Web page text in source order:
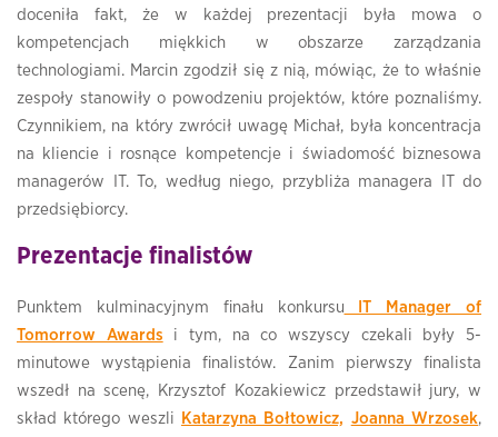
doceniła fakt, że w każdej prezentacji była mowa o
kompetencjach miękkich w obszarze zarządzania
technologiami. Marcin zgodził się z nią, mówiąc, że to właśnie
zespoły stanowiły o powodzeniu projektów, które poznaliśmy.
Czynnikiem, na który zwrócił uwagę Michał, była koncentracja
na kliencie i rosnące kompetencje i świadomość biznesowa
managerów IT. To, według niego, przybliża managera IT do
przedsiębiorcy.
Prezentacje finalistów
Punktem kulminacyjnym finału konkursu IT Manager of
Tomorrow Awards i tym, na co wszyscy czekali były 5-
minutowe wystąpienia finalistów. Zanim pierwszy finalista
wszedł na scenę, Krzysztof Kozakiewicz przedstawił jury, w
skład którego weszli
Katarzyna Bołtowicz, Joanna Wrzosek,